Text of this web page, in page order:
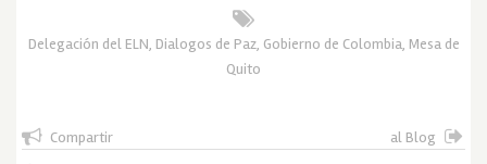
Delegación del ELN, Dialogos de Paz, Gobierno de Colombia, Mesa de
Quito
Compartir al Blog